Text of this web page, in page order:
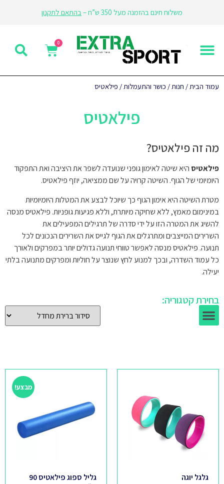
משלוח חינם בהזמנה מעל 350 ש”ח – בהתאם לתקנון
עמוד הבית / חנות / כושר והתעמלות / פילאטיס
פילאטיס
מה זה פילאטיס?
פילאטיס היא שיטה לאימון גופני שנועדה לשפר את היציבה ואת התפקוד
היומיומי של הגוף. השיטה קרויה על שם ממציאה, יוזף פילאטיס.
מטרת השיטה היא אימון הגוף כך שיוכל לבצע את המטלות היומיומיות
במינימום מאמץ, ללא שחיקה מיותרת, וללא פגיעות גופניות. פילאטיס מנסה
להשיג את המטרה הזו על ידי סדרה של תרגילים המפעילים את
השרירים המייצבים ומתרגלים את הגוף לגייס את השרירים הנכונים לכל
תנועה. פילאטיס מנסה לאפשר טווחי תנועה גדולים יותר במפרקים ולאורך
כל עמוד השדרה, ובכך למנוע לחץ שנוצר על חוליות ומפרקים מתנועה בלתי
יעילה.
בחירת קטגוריה:
גלגל יוגה
מבצע!
גליל ספוג פילאטיס 90